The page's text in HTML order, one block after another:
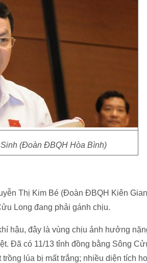
(Đoàn ĐBQH Hòa Bình)
Thị Kim Bé (Đoàn ĐBQH Kiên
Long đang phải gánh chịu.
hậu, đây là vùng chịu ảnh hưởng
Đã có 11/13 tỉnh đồng bằng Sông
lúa bị mất trắng; nhiều diện tích